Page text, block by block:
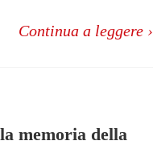
Continua a leggere ›
memoria della